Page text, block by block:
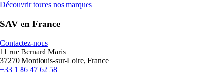
Découvrir toutes nos marques
SAV en France
Contactez-nous
11 rue Bernard Maris
37270 Montlouis-sur-Loire, France
+33 1 86 47 62 58